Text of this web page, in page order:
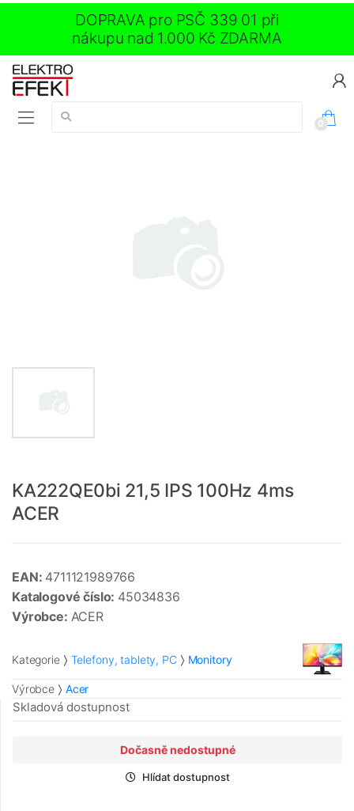
DOPRAVA pro PSČ 339 01 při
nákupu nad 1.000 Kč ZDARMA
Vyhledávání:
0
KA222QE0bi 21,5 IPS 100Hz 4ms
ACER
EAN: 4711121989766
Katalogové číslo: 45034836
Výrobce: ACER
Kategorie Telefony, tablety, PC Monitory
Výrobce Acer
Skladová dostupnost
Dočasně nedostupné
Hlídat dostupnost